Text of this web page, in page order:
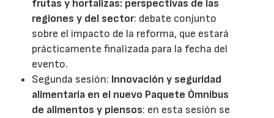
frutas y hortalizas: perspectivas de las
regiones y del sector: debate conjunto
sobre el impacto de la reforma, que estará
prácticamente finalizada para la fecha del
evento.
Segunda sesión: Innovación y seguridad
alimentaria en el nuevo Paquete Ómnibus
de alimentos y piensos: en esta sesión se